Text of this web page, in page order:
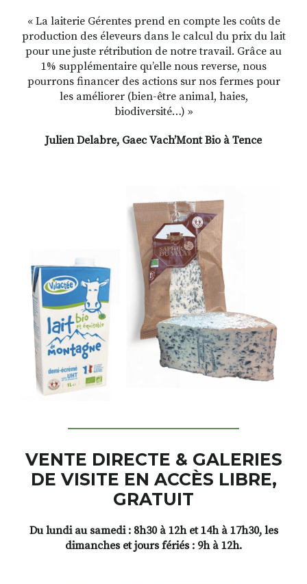
« La laiterie Gérentes prend en compte les coûts de
production des éleveurs dans le calcul du prix du lait
pour une juste rétribution de notre travail. Grâce au
1% supplémentaire qu’elle nous reverse, nous
pourrons financer des actions sur nos fermes pour
les améliorer (bien-être animal, haies,
biodiversité…) »
Julien Delabre, Gaec Vach’Mont Bio à Tence
VENTE DIRECTE & GALERIES
DE VISITE EN ACCÈS LIBRE,
GRATUIT
Du lundi au samedi : 8h30 à 12h et 14h à 17h30, les
dimanches et jours fériés : 9h à 12h.